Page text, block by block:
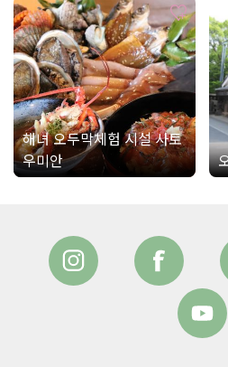
해녀 오두막체험 시설 사토
우미안